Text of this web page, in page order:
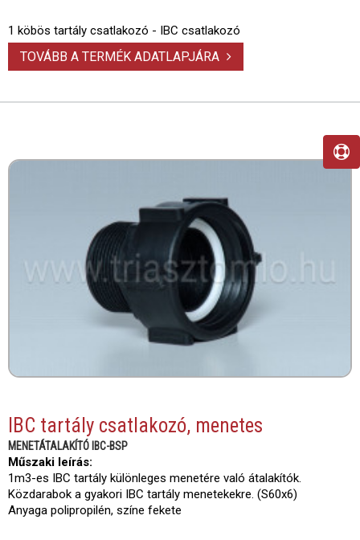
1 köbös tartály csatlakozó - IBC csatlakozó
TOVÁBB A TERMÉK ADATLAPJÁRA
IBC tartály csatlakozó, menetes
MENETÁTALAKÍTÓ IBC-BSP
Műszaki leírás:
1m3-es IBC tartály különleges menetére való átalakítók.
Közdarabok a gyakori IBC tartály menetekekre. (S60x6)
Anyaga polipropilén, színe fekete